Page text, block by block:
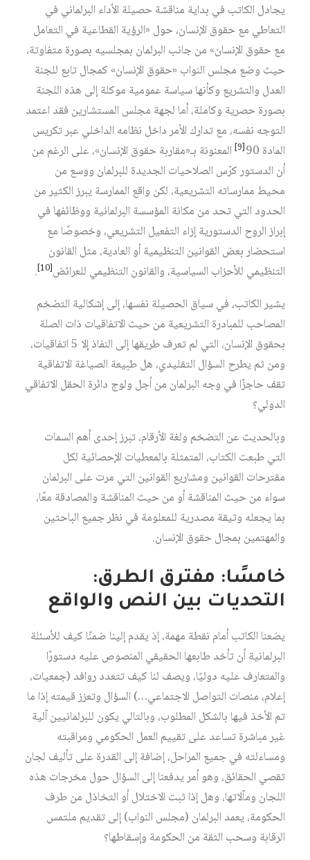
يجادل الكاتب في بداية مناقشة حصيلة الأداء البرلماني في
التعاطي مع حقوق الإنسان، حول «الرؤية القطاعية في التعامل
مع حقوق الإنسان» من جانب البرلمان بمجلسيه بصورة متفاوتة،
حيث وضع مجلس النواب «حقوق الإنسان» كمجال تابع للجنة
العدل والتشريع وكأنها سياسة عمومية موكلة إلى هذه اللجنة
بصورة حصرية وكاملة، أما لجهة مجلس المستشارين فقد اعتمد
التوجه نفسه، مع تدارك الأمر داخل نظامه الداخلي عبر تكريس
المادة 90
[9]
المعنونة بـ«مقاربة حقوق الإنسان»، على الرغم من
أن الدستور كرّس الصلاحيات الجديدة للبرلمان ووسع من
محيط ممارساته التشريعية، لكن واقع الممارسة يبرز الكثير من
الحدود التي تحد من مكانة المؤسسة البرلمانية ووظائفها في
إبراز الروح الدستورية إزاء التفعيل التشريعي، وخصوصًا مع
استحضار بعض القوانين التنظيمية أو العادية، مثل القانون
التنظيمي للأحزاب السياسية، والقانون التنظيمي للعرائض[10]
.
يشير الكاتب، في سياق الحصيلة نفسها، إلى إشكالية التضخم
المصاحب للمبادرة التشريعية من حيث الاتفاقيات ذات الصلة
بحقوق الإنسان، التي لم تعرف طريقها إلى النفاذ إلا 5 اتفاقيات،
ومن ثم يطرح السؤال التقليدي، هل طبيعة الصياغة الاتفاقية
تقف حاجزًا في وجه البرلمان من أجل ولوج دائرة الحقل الاتفاقي
الدولي؟
وبالحديث عن التضخم ولغة الأرقام، تبرز إحدى أهم السمات
التي طبعت الكتاب، المتمثلة بالمعطيات الإحصائية لكل
مقترحات القوانين ومشاريع القوانين التي مرت على البرلمان
سواء من حيث المناقشة أو من حيث المناقشة والمصادقة معًا،
بما يجعله وثيقة مصدرية للمعلومة في نظر جميع الباحثين
والمهتمين بمجال حقوق الإنسان.
خامسًا: مفترق الطرق:
التحديات بين النص والواقع
يضعنا الكاتب أمام نقطة مهمة، إذ يقدم إلينا ضمنًا كيف للأسئلة
البرلمانية أن تأخد طابعها الحقيقي المنصوص عليه دستورًا
والمتعارف عليه دوليًا، ويصف لنا كيف تتعدد روافد (جمعيات،
إعلام، منصات التواصل الاجتماعي…) السؤال وتعزز قيمته إذا ما
تم الأخذ فيها بالشكل المطلوب، وبالتالي يكون للبرلمانيين آلية
غير مباشرة تساعد على تقييم العمل الحكومي ومراقبته
ومساءلته في جميع المراحل، إضافة إلى القدرة على تأليف لجان
تقصي الحقائق، وهو أمر يدفعنا إلى السؤال حول مخرجات هذه
اللجان ومآلاتها، وهل إذا ثبت الاختلال أو التخاذل من طرف
الحكومة، يعمد البرلمان (مجلس النواب) إلى تقديم ملتمس
الرقابة وسحب الثقة من الحكومة وإسقاطها؟